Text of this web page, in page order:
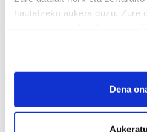
hautatzeko aukera duzu. Zure
If you allow, we would also like
Collect information
meters
Dena